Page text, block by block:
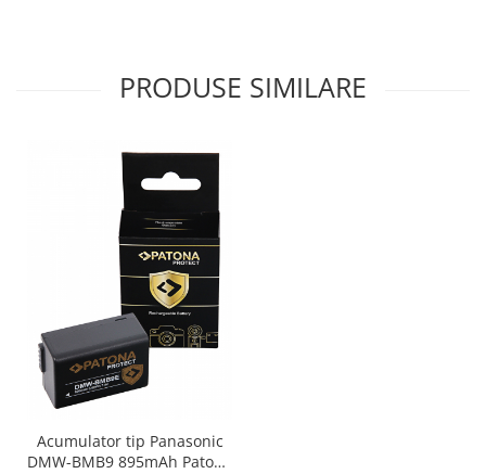
PRODUSE SIMILARE
Acumulator tip Panasonic
DMW-BMB9 895mAh Patona